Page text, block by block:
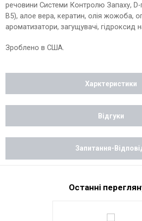
речовини Системи Контролю Запаху, D-
B5), алое вера, кератин, олія жожоба,
ароматизатори, загущувачі, гідроксид
Зроблено в США.
Харктеристики
Відгуки
Запитання-
Останні